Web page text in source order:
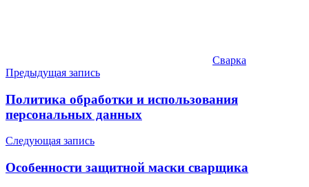
Сварка
Навигация
по
записям
Предыдущая запись
Политика обработки и использования
персональных данных
Следующая запись
Особенности защитной маски сварщика